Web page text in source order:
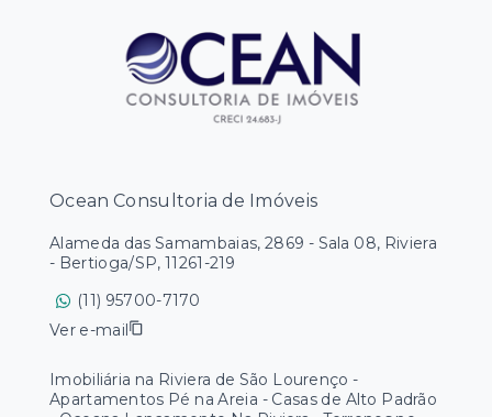
Ocean Consultoria de Imóveis
Alameda das Samambaias, 2869 - Sala 08, Riviera
- Bertioga/SP, 11261-219
(11) 95700-7170
Ver e-mail
Imobiliária na Riviera de São Lourenço -
Apartamentos Pé na Areia - Casas de Alto Padrão